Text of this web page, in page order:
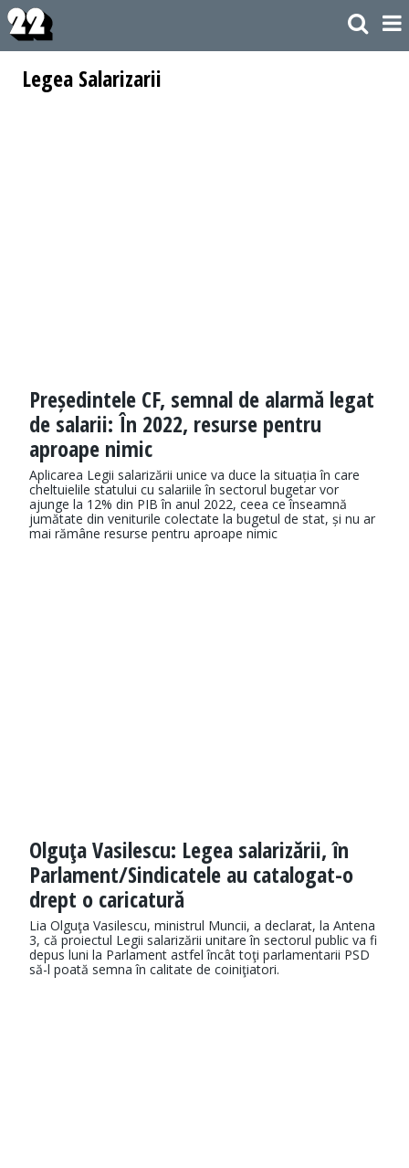
Legea Salarizarii
Președintele CF, semnal de alarmă legat
de salarii: În 2022, resurse pentru
aproape nimic
Aplicarea Legii salarizării unice va duce la situația în care
cheltuielile statului cu salariile în sectorul bugetar vor
ajunge la 12% din PIB în anul 2022, ceea ce înseamnă
jumătate din veniturile colectate la bugetul de stat, și nu ar
mai rămâne resurse pentru aproape nimic
Olguţa Vasilescu: Legea salarizării, în
Parlament/Sindicatele au catalogat-o
drept o caricatură
Lia Olguţa Vasilescu, ministrul Muncii, a declarat, la Antena
3, că proiectul Legii salarizării unitare în sectorul public va fi
depus luni la Parlament astfel încât toţi parlamentarii PSD
să-l poată semna în calitate de coiniţiatori.